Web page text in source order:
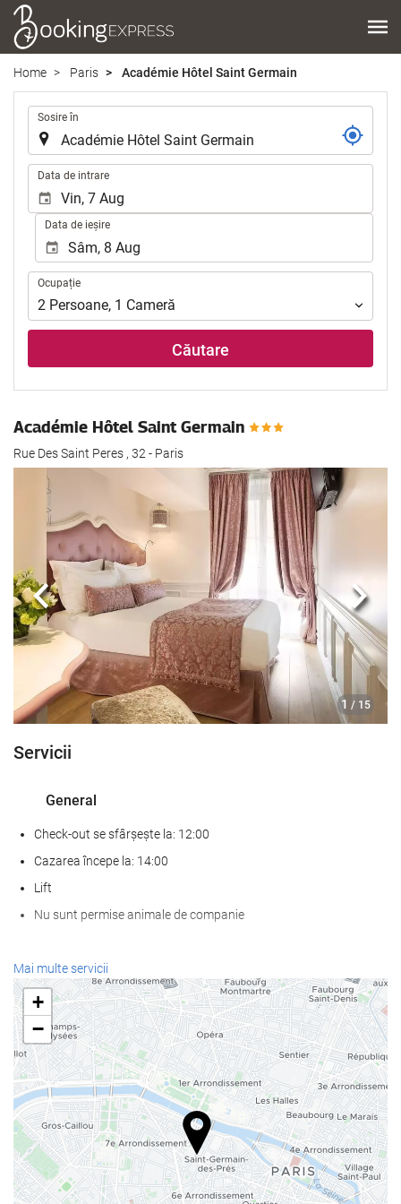
Home Paris Académie Hôtel Saint Germain
Sosire în
Data de intrare
Data de ieșire
Ocupație
Ocupație
2 Persoane, 1 Cameră
Căutare
Académie Hôtel Saint Germain
Rue Des Saint Peres , 32 - Paris
1 / 15
Anterioară
Servicii
General
Check-out se sfârșește la: 12:00
Cazarea începe la: 14:00
Lift
Nu sunt permise animale de companie
Servicii de primire
recepţie deschisă nonstop
cameră de bagaje
Mâncare și băuturi
Bar
Internet
WiFi gratuit
Mai multe servicii
+
−